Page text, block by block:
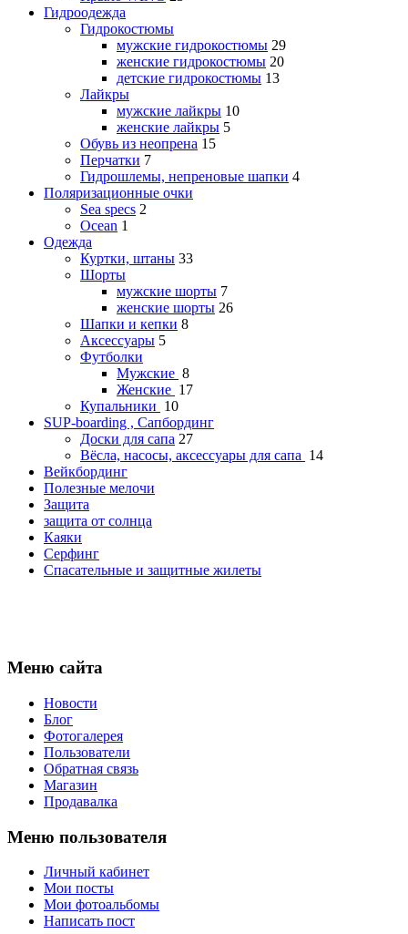
Гидроодежда
Гидрокостюмы
мужские гидрокостюмы 29
женские гидрокостюмы 20
детские гидрокостюмы 13
Лайкры
мужские лайкры 10
женские лайкры 5
Обувь из неопрена 15
Перчатки 7
Гидрошлемы, непреновые шапки 4
Поляризационные очки
Sea specs 2
Ocean 1
Одежда
Куртки, штаны 33
Шорты
мужские шорты 7
женские шорты 26
Шапки и кепки 8
Аксессуары 5
Футболки
Мужские 8
Женские 17
Купальники 10
SUP-boarding , Сапбординг
Доски для сапа 27
Вёсла, насосы, аксессуары для сапа 14
Вейкбординг
Полезные мелочи
Защита
защита от солнца
Каяки
Серфинг
Спасательные и защитные жилеты
Меню сайта
Новости
Блог
Фотогалерея
Пользователи
Обратная связь
Магазин
Продавалка
Меню пользователя
Личный кабинет
Мои посты
Мои фотоальбомы
Написать пост